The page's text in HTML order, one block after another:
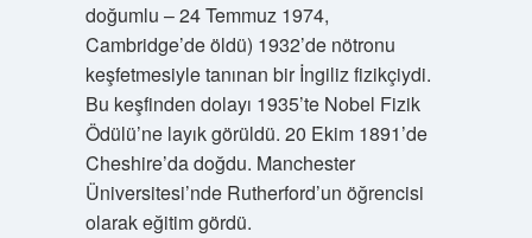
doğumlu – 24 Temmuz 1974,
Cambridge’de öldü) 1932’de nötronu
keşfetmesiyle tanınan bir İngiliz fizikçiydi.
Bu keşfinden dolayı 1935’te Nobel Fizik
Ödülü’ne layık görüldü. 20 Ekim 1891’de
Cheshire’da doğdu. Manchester
Üniversitesi’nde Rutherford’un öğrencisi
olarak eğitim gördü.